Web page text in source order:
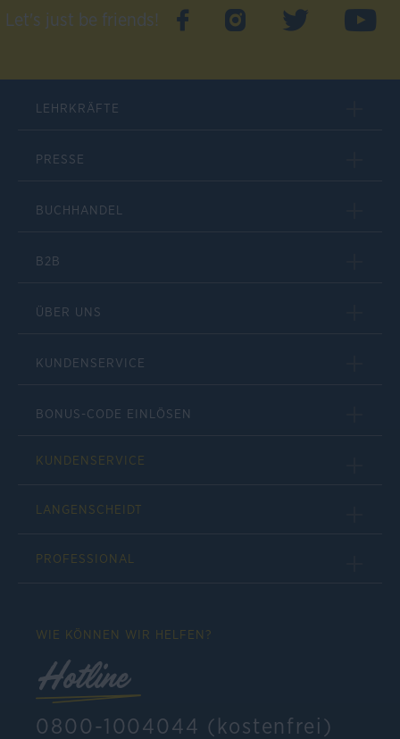
Let's just be friends!
LEHRKRÄFTE
PRESSE
BUCHHANDEL
B2B
ÜBER UNS
KUNDENSERVICE
BONUS-CODE EINLÖSEN
KUNDENSERVICE
LANGENSCHEIDT
PROFESSIONAL
WIE KÖNNEN WIR HELFEN?
Hotline
0800-1004044 (kostenfrei)